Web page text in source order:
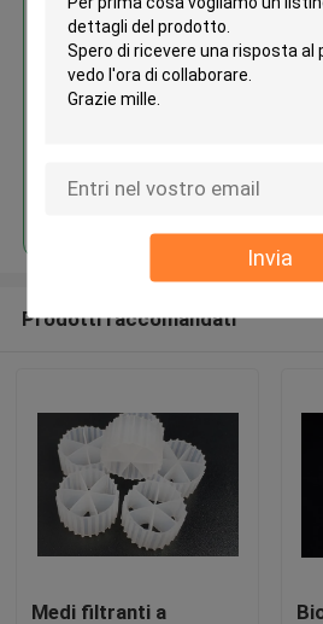
Invia
Produttore
esportatore
Continua
Prodotti raccomandati
Medi filtranti a